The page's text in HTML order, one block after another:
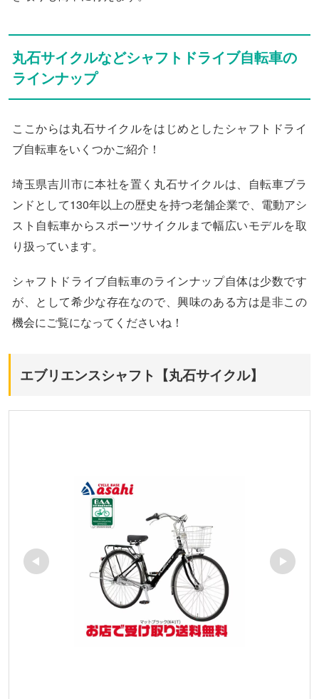
丸石サイクルなどシャフトドライブ自転車の
ラインナップ
ここからは丸石サイクルをはじめとしたシャフトドライ
ブ自転車をいくつかご紹介！
埼玉県吉川市に本社を置く丸石サイクルは、自転車ブラ
ンドとして130年以上の歴史を持つ老舗企業で、電動アシ
スト自転車からスポーツサイクルまで幅広いモデルを取
り扱っています。
シャフトドライブ自転車のラインナップ自体は少数です
が、として希少な存在なので、興味のある方は是非この
機会にご覧になってくださいね！
エブリエンスシャフト【丸石サイクル】